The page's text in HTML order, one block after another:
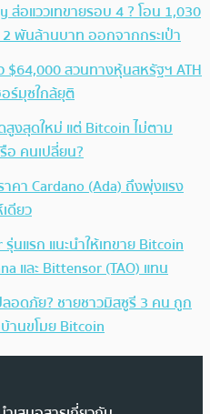
ส่อแววเทขายรอบ 4 ? โอน 1,030
2 พันล้านบาท ออกจากกระเป๋า
$64,000 สวนทางหุ้นสหรัฐฯ ATH
ร์มุซใกล้ยุติ
สูงสุดใหม่ แต่ Bitcoin ไม่ตาม
อ คนเปลี่ยน?
คา Cardano (Ada) ถึงพุ่งแรง
ดียว
นแรก แนะนำให้เทขาย Bitcoin
และ Bittensor (TAO) แทน
ลอดภัย? ชายชาวมิสซูรี 3 คน ถูก
านขโมย Bitcoin